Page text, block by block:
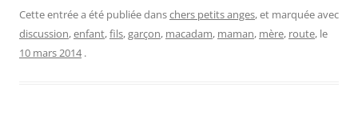
Cette entrée a été publiée danschers petits anges, et marquée avec
discussion,enfant,fils,garçon, macadam, maman, mère, route, le
10 mars 2014 .